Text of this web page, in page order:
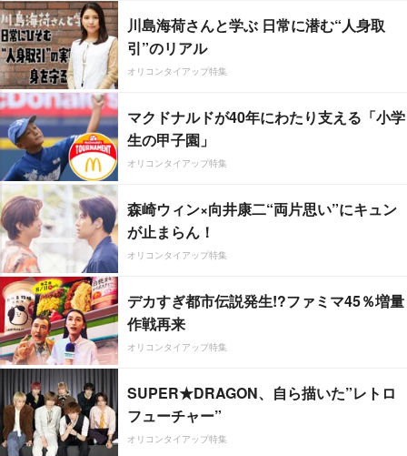
川島海荷さんと学ぶ 日常に潜む“人身取
引”のリアル
オリコンタイアップ特集
マクドナルドが40年にわたり支える「小学
生の甲子園」
オリコンタイアップ特集
森崎ウィン×向井康二“両片思い”にキュン
が止まらん！
オリコンタイアップ特集
デカすぎ都市伝説発生!?ファミマ45％増量
作戦再来
オリコンタイアップ特集
SUPER★DRAGON、自ら描いた”レトロ
フューチャー”
オリコンタイアップ特集